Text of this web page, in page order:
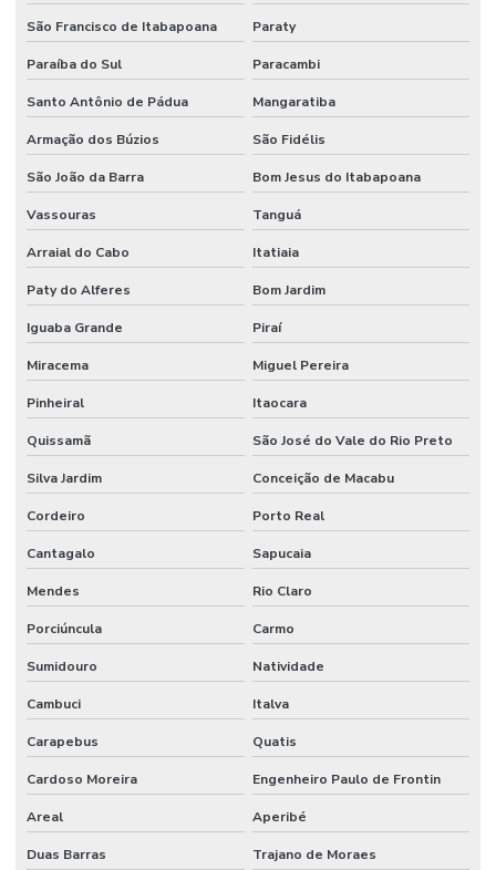
São Francisco de Itabapoana Paraty
Paraíba do Sul Paracambi
Santo Antônio de Pádua Mangaratiba
Armação dos Búzios São Fidélis
São João da Barra Bom Jesus do Itabapoana
Vassouras Tanguá
Arraial do Cabo Itatiaia
Paty do Alferes Bom Jardim
Iguaba Grande Piraí
Miracema Miguel Pereira
Pinheiral Itaocara
Quissamã São José do Vale do Rio Preto
Silva Jardim Conceição de Macabu
Cordeiro Porto Real
Cantagalo Sapucaia
Mendes Rio Claro
Porciúncula Carmo
Sumidouro Natividade
Cambuci Italva
Carapebus Quatis
Cardoso Moreira Engenheiro Paulo de Frontin
Areal Aperibé
Duas Barras Trajano de Moraes